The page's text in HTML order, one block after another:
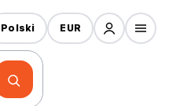
Polski EUR